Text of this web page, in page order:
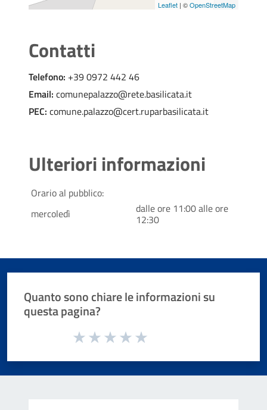
Leaflet | ©OpenStreetMap
Contatti
Telefono: +39 0972 442 46
Email: comunepalazzo@rete.basilicata.it
PEC: comune.palazzo@cert.ruparbasilicata.it
Ulteriori informazioni
Orario al pubblico:
mercoledì
dalle ore 11:00 alle ore
12:30
Quanto sono chiare le informazioni su
questa pagina?
Valuta da 1 a 5 stelle la pagina